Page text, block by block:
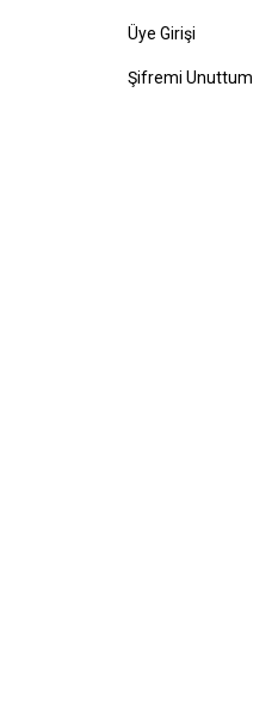
Üye Girişi
Şifremi Unuttum